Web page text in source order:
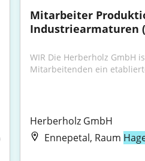
Mitarbeiter
Industriearmaturen
WIR Die Herberholz GmbH
Mitarbeitenden ein
Herberholz GmbH
Ennepetal, Raum